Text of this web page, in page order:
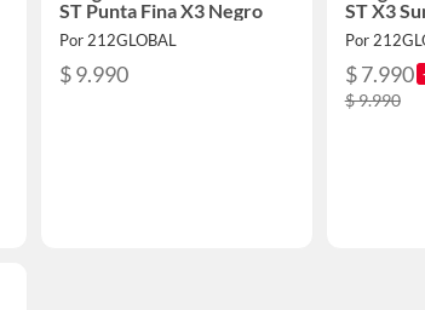
ST Punta Fina X3 Negro
Por 212GLOBAL
$ 9.990
ST X3
Por
$ 7.990
$ 9.990